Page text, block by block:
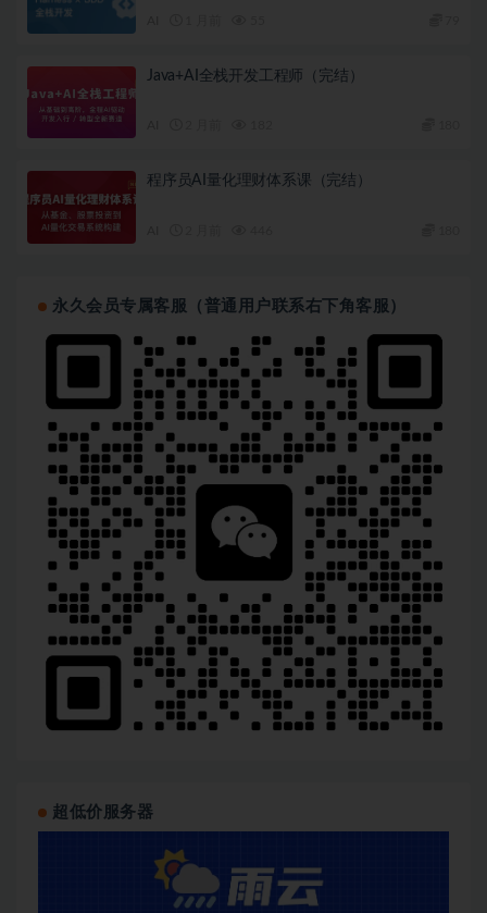
Java+AI全栈开发工程师（完结）
程序员AI量化理财体系课（完结）
永久会员专属客服（普通用户联系右下角客服）
超低价服务器